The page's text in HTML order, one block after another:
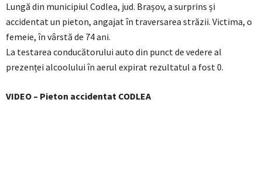
Lungă din municipiul Codlea, jud. Brașov, a surprins și
accidentat un pieton, angajat în traversarea străzii. Victima, o
femeie, în vârstă de 74 ani.
La testarea conducătorului auto din punct de vedere al
prezenței alcoolului în aerul expirat rezultatul a fost 0.
VIDEO – Pieton accidentat CODLEA